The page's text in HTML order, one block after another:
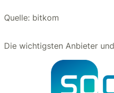
Quelle: bitkom
Die wichtigsten Anbieter